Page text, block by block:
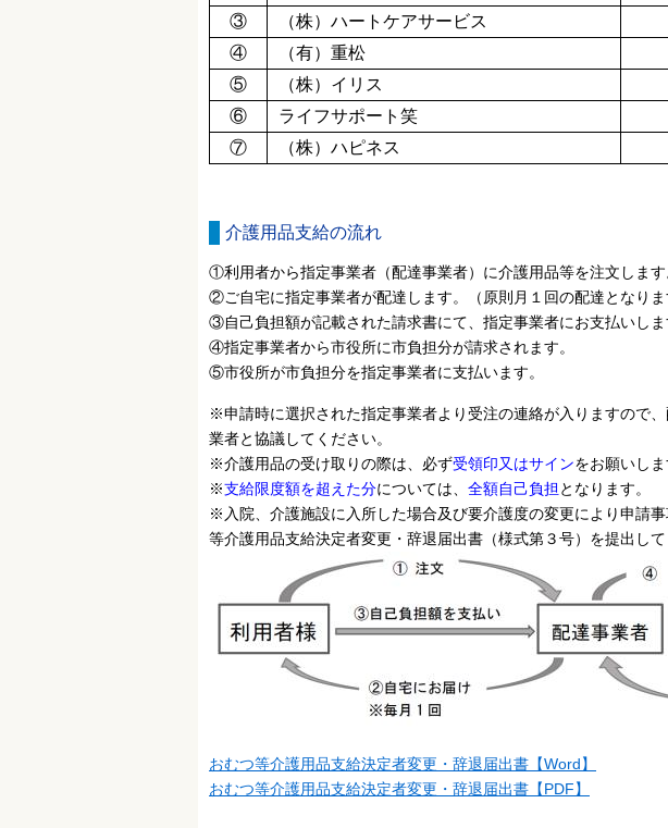
③
（株）ハートケアサービス
④
（有）重松
⑤
（株）イリス
⑥
ライフサポート笑
⑦
（株）ハピネス
介護用品支給の流れ
①利用者から指定事業者（配達事業者）に介護用品等を注文します
②ご自宅に指定事業者が配達します。（原則月１回の配達となりま
③自己負担額が記載された請求書にて、指定事業者にお支払いしま
④指定事業者から市役所に市負担分が請求されます。
⑤市役所が市負担分を指定事業者に支払います。
※申請時に選択された指定事業者より受注の連絡が入りますので
業者と協議してください。
※介護用品の受け取りの際は、必ず受領印又はサインをお願いしま
※支給限度額を超えた分については、 全額自己負担 となります。
※入院、介護施設に入所した場合及び要介護度の変更により申請
等介護用品支給決定者変更・辞退届出書（様式第３号）を提出して
おむつ等介護用品支給決定者変更・辞退届出書【Word】
おむつ等介護用品支給決定者変更・辞退届出書【PDF】